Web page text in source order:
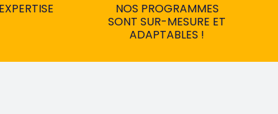
EXPERTISE
NOS PROGRAMMES
SONT SUR-MESURE ET
ADAPTABLES !